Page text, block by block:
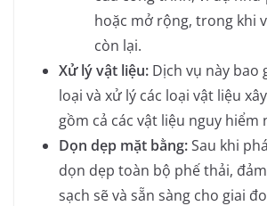
hoặc mở rộng, trong khi
còn lại.
Xử lý vật liệu: Dịch vụ này bao
loại và xử lý các loại vật liệu
gồm cả các vật liệu nguy hiểm
Dọn dẹp mặt bằng:Sau khi
dọn dẹp toàn bộ phế thải,
sạch sẽ và sẵn sàng cho giai